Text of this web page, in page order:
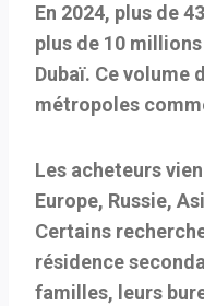
En 2024, plus de
plus de 10
Dubaï. Ce volume
métropoles
Les acheteurs
Europe, Russie,
Certains
résidence
familles, leurs